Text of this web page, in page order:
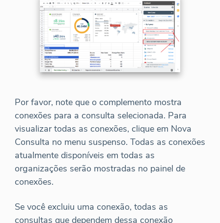
Por favor, note que o complemento mostra
conexões para a consulta selecionada. Para
visualizar todas as conexões, clique em Nova
Consulta no menu suspenso. Todas as conexões
atualmente disponíveis em todas as
organizações serão mostradas no painel de
conexões.
Se você excluiu uma conexão, todas as
consultas que dependem dessa conexão